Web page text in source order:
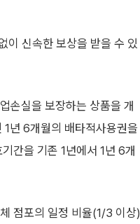
이 신속한 보상을 받을 수 있
손실을 보장하는 상품을 개
년 6개월의 배타적사용권을
간을 기존 1년에서 1년 6개
점포의 일정 비율(1/3 이상)